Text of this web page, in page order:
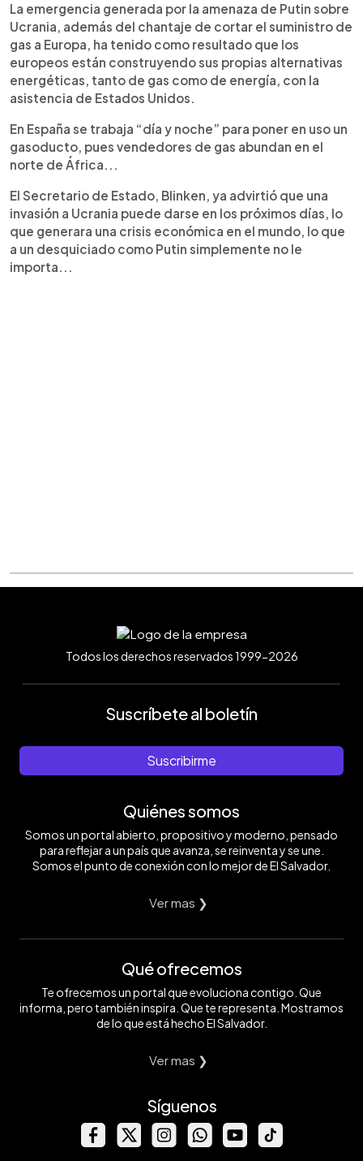
La emergencia generada por la amenaza de Putin sobre
Ucrania, además del chantaje de cortar el suministro de
gas a Europa, ha tenido como resultado que los
europeos están construyendo sus propias alternativas
energéticas, tanto de gas como de energía, con la
asistencia de Estados Unidos.
En España se trabaja “día y noche” para poner en uso un
gasoducto, pues vendedores de gas abundan en el
norte de África...
El Secretario de Estado, Blinken, ya advirtió que una
invasión a Ucrania puede darse en los próximos días, lo
que generara una crisis económica en el mundo, lo que
a un desquiciado como Putin simplemente no le
importa...
Todos los derechos reservados 1999-2026
Suscríbete al boletín
Suscribirme
Quiénes somos
Somos un portal abierto, propositivo y moderno, pensado
para reflejar a un país que avanza, se reinventa y se une.
Somos el punto de conexión con lo mejor de El Salvador.
Ver mas ❯
Qué ofrecemos
Te ofrecemos un portal que evoluciona contigo. Que
informa, pero también inspira. Que te representa. Mostramos
de lo que está hecho El Salvador.
Ver mas ❯
Síguenos